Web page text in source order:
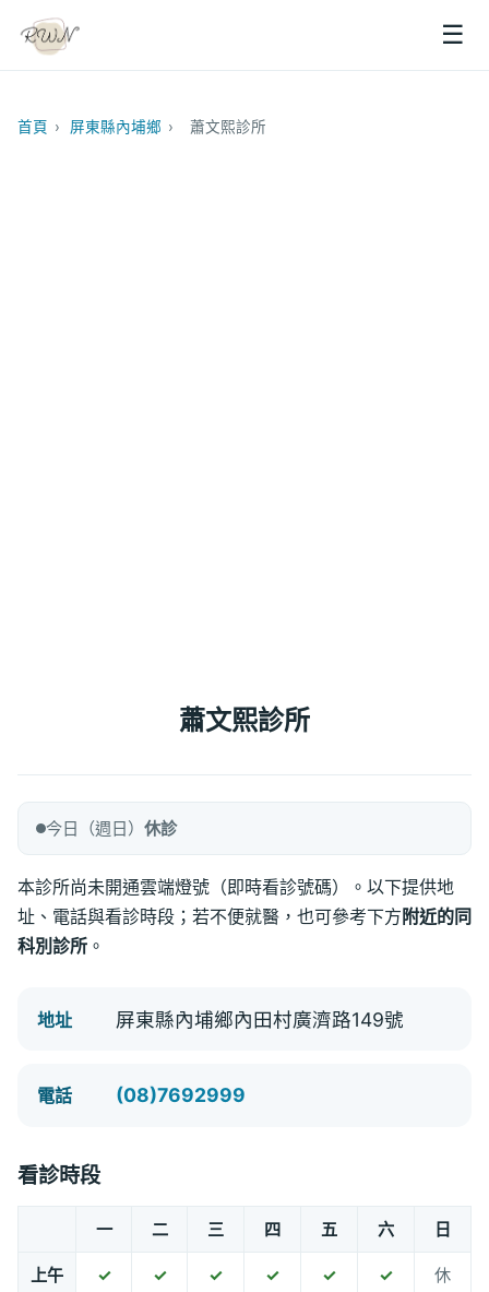
☰
首頁 › 屏東縣內埔鄉 › 蕭文熙診所
蕭文熙診所
今日（週日） 休診
本診所尚未開通雲端燈號（即時看診號碼）。以下提供地
址、電話與看診時段；若不便就醫，也可參考下方 附近的同
科別診所 。
地址 屏東縣內埔鄉內田村廣濟路149號
電話 (08)7692999
看診時段
一 二 三 四 五 六 日
上午 ✓ ✓ ✓ ✓ ✓ ✓ 休